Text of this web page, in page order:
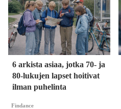
6 arkista asiaa, jotka 70- ja
80-lukujen lapset hoitivat
ilman puhelinta
Findance